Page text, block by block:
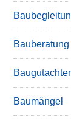
Bauberatung
Baumängel